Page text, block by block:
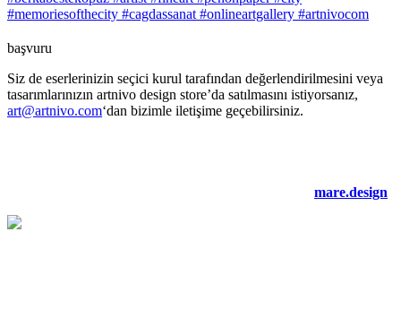
başvuru
Siz de eserlerinizin seçici kurul tarafından değerlendirilmesini veya
tasarımlarınızın artnivo design store’da satılmasını istiyorsanız,
art@artnivo.com‘dan bizimle iletişime geçebilirsiniz.
mare.design